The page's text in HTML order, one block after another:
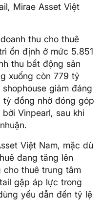
Mirae Asset Việt
thu cho thuê
ổn định ở mức 5.851
thu bất động sản
xuống còn 779 tỷ
giảm đáng
tỷ đồng nhờ đóng góp
Vinpearl, sau khi
Việt Nam, mặc dù
đang tăng lên
cho thuê trung tâm
gặp áp lực trong
yếu dẫn đến tỷ lệ